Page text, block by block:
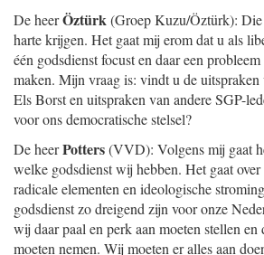
De heerÖztürk(Groep Kuzu/Öztürk):
harte krijgen. Het gaat mij erom dat u als
één godsdienst focust en daar een
maken. Mijn vraag is: vindt u de uitspraken
Els Borst en uitspraken van andere SGP-
voor ons democratische stelsel?
De heerPotters(VVD): Volgens mij gaat
welke godsdienst wij hebben. Het gaat
radicale elementen en ideologische
godsdienst zo dreigend zijn voor onze
wij daar paal en perk aan moeten stellen en
moeten nemen. Wij moeten er alles aan